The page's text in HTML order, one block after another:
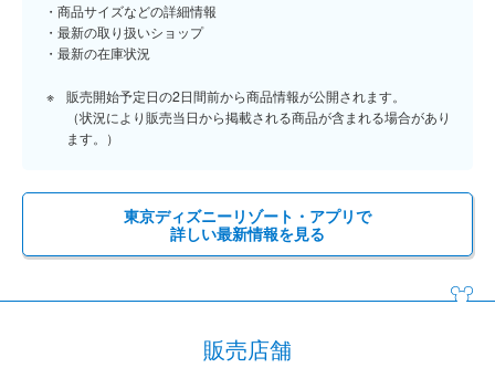
商品サイズなどの詳細情報
最新の取り扱いショップ
最新の在庫状況
販売開始予定日の2日間前から商品情報が公開されます。
（状況により販売当日から掲載される商品が含まれる場合があり
ます。）
東京ディズニーリゾート・アプリで
詳しい最新情報を見る
販売店舗